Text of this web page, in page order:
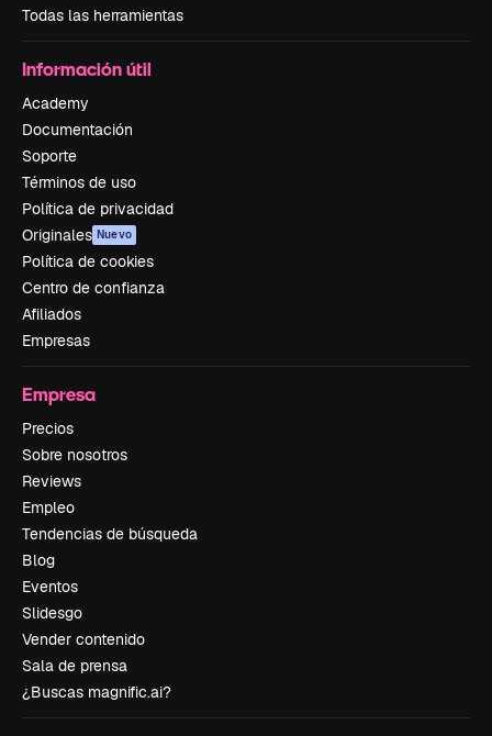
Todas las herramientas
Información útil
Academy
Documentación
Soporte
Términos de uso
Política de privacidad
Originales Nuevo
Política de cookies
Centro de confianza
Afiliados
Empresas
Empresa
Precios
Sobre nosotros
Reviews
Empleo
Tendencias de búsqueda
Blog
Eventos
Slidesgo
Vender contenido
Sala de prensa
¿Buscas magnific.ai?